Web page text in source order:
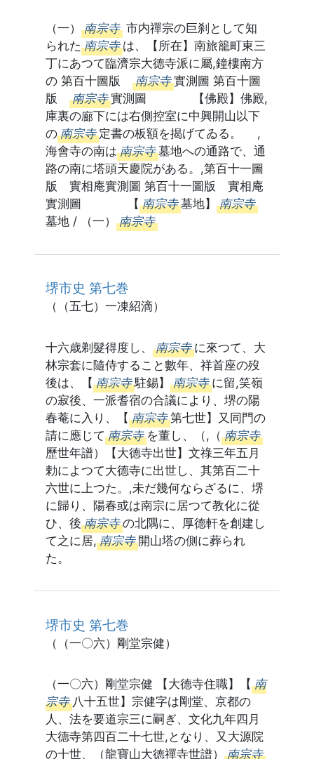
（一） 南宗寺 市内禪宗の巨刹として知
られた 南宗寺 は、【所在】南旅籠町東三
丁にあつて臨濟宗大德寺派に屬,鐘樓南方
の 第百十圖版 南宗寺 實測圖 第百十圖
版 南宗寺 實測圖 【佛殿】佛殿,
庫裏の廊下には右側控室に中興開山以下
の 南宗寺 定書の板額を揭げてゐる。 ,
海會寺の南は 南宗寺 墓地への通路で、通
路の南に塔頭天慶院がある。,第百十一圖
版 實相庵實測圖 第百十一圖版 實相庵
實測圖 【 南宗寺 墓地】 南宗寺
墓地 / （一） 南宗寺
堺市史 第七巻
（（五七）一凍紹滴）
十六歳剃髮得度し、 南宗寺 に來つて、大
林宗套に隨侍すること數年、祥首座の歿
後は、【 南宗寺 駐錫】 南宗寺 に留,笑嶺
の寂後、一派耆宿の合議により、堺の陽
春菴に入り、【 南宗寺 第七世】又同門の
請に應じて 南宗寺 を董し、（,（ 南宗寺
歷世年譜）【大德寺出世】文祿三年五月
勅によつて大德寺に出世し、其第百二十
六世に上つた。,未だ幾何ならざるに、堺
に歸り、陽春或は南宗に居つて教化に從
ひ、後 南宗寺 の北隅に、厚德軒を創建し
て之に居, 南宗寺 開山塔の側に葬られ
た。
堺市史 第七巻
（（一〇六）剛堂宗健）
（一〇六）剛堂宗健 【大德寺住職】【 南
宗寺 八十五世】宗健字は剛堂、京都の
人、法を要道宗三に嗣ぎ、文化九年四月
大德寺第四百二十七世,となり、又大源院
の十世、（龍寶山大德禪寺世譜） 南宗寺